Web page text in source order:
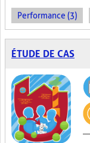
Performance (3)
ÉTUDE DE CAS